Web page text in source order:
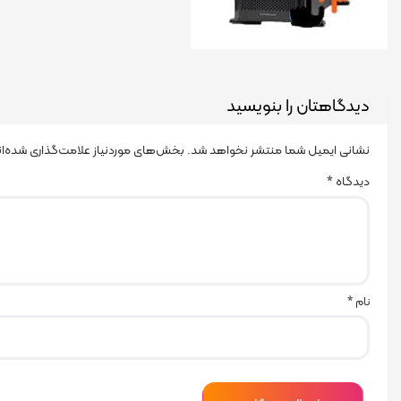
دیدگاهتان را بنویسید
نشانی ایمیل شما منتشر نخواهد شد. بخش‌های موردنیاز علامت‌گذاری
دیدگاه*
نام *